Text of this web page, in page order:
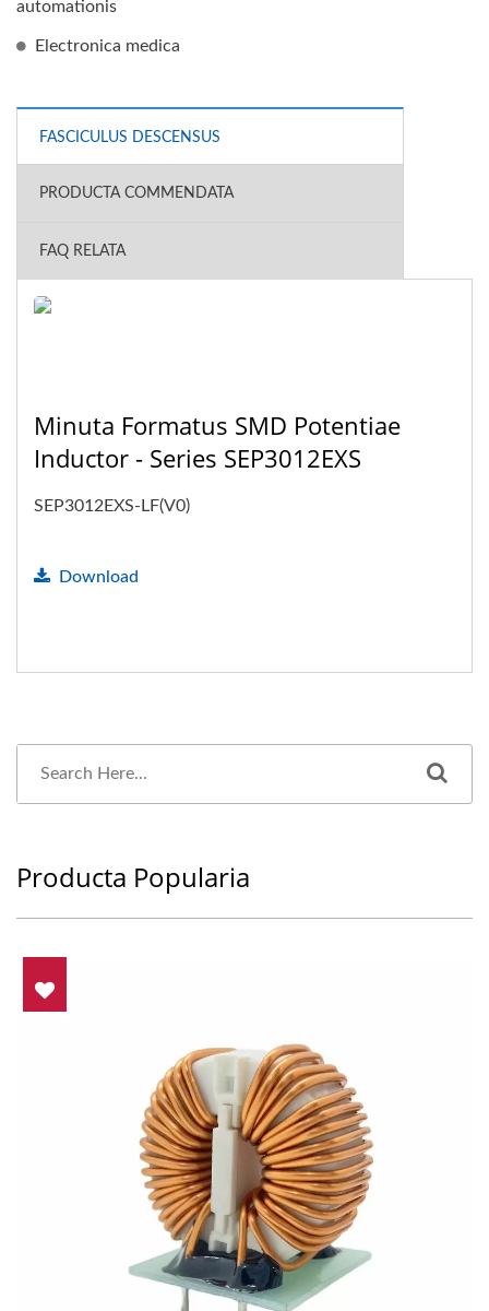
automationis
Electronica medica
FASCICULUS DESCENSUS
PRODUCTA COMMENDATA
FAQ RELATA
Minuta Formatus SMD Potentiae
Inductor - Series SEP3012EXS
SEP3012EXS-LF(V0)
Download
Producta Popularia